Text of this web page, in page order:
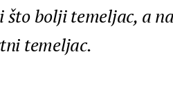
bolji temeljac, a
temeljac.